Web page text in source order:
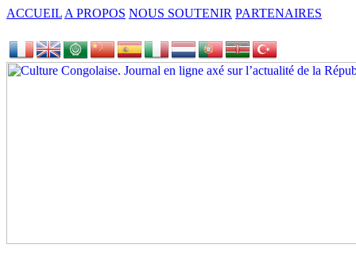
ACCUEIL A PROPOS NOUS SOUTENIR PARTENAIRES